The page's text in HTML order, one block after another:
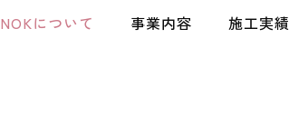
NOKについて 事業内容 施工実績